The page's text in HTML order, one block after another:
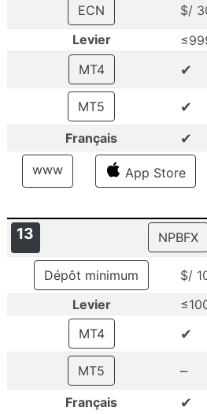
ECN
$/
Levier
MT4
✔
MT5 ✔
Français ✔
www App Store
13 NPBFX
Dépôt minimum
$/
Levier
MT4
✔
MT5 –
Français ✔